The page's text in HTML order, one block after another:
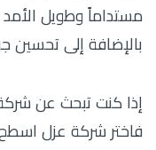
مستداماً وطويل الأمد
بالإضافة إلى تحسين
إذا كنت تبحث عن
فاختر شركة عزل اسطح